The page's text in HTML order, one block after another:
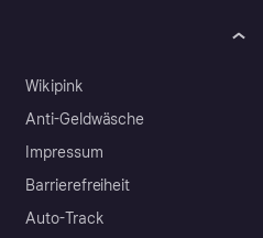
Wikipink
Anti-Geldwäsche
Impressum
Barrierefreiheit
Auto-Track